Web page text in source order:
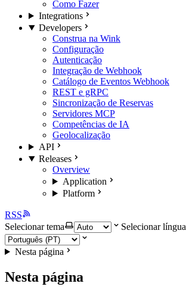
Como Fazer
Integrations
Developers
Construa na Wink
Configuração
Autenticação
Integração de Webhook
Catálogo de Eventos Webhook
REST e gRPC
Sincronização de Reservas
Servidores MCP
Competências de IA
Geolocalização
API
Releases
Overview
Application
Platform
RSS
Selecionar tema
Selecionar língua
Nesta página
Nesta página